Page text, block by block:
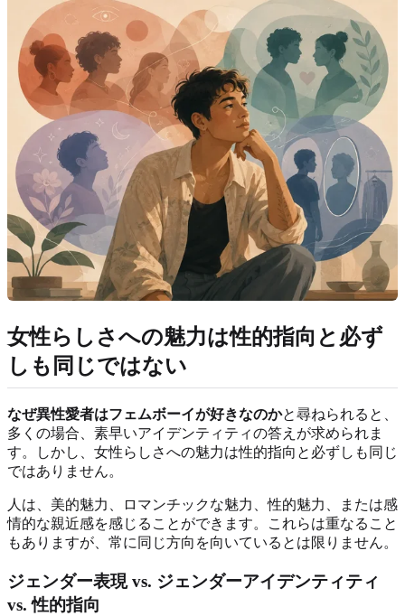
女性らしさへの魅力は性的指向と必ず
しも同じではない
なぜ異性愛者はフェムボーイが好きなのかと尋ねられると、
多くの場合、素早いアイデンティティの答えが求められま
す。しかし、女性らしさへの魅力は性的指向と必ずしも同じ
ではありません。
人は、美的魅力、ロマンチックな魅力、性的魅力、または感
情的な親近感を感じることができます。これらは重なること
もありますが、常に同じ方向を向いているとは限りません。
ジェンダー表現 vs. ジェンダーアイデンティティ
vs. 性的指向